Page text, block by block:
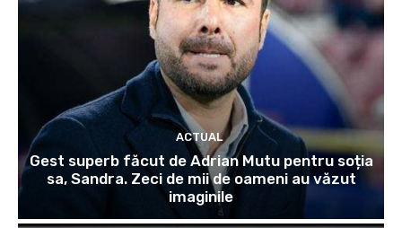
ACTUAL
Gest superb făcut de Adrian Mutu pentru soția
sa, Sandra. Zeci de mii de oameni au văzut
imaginile